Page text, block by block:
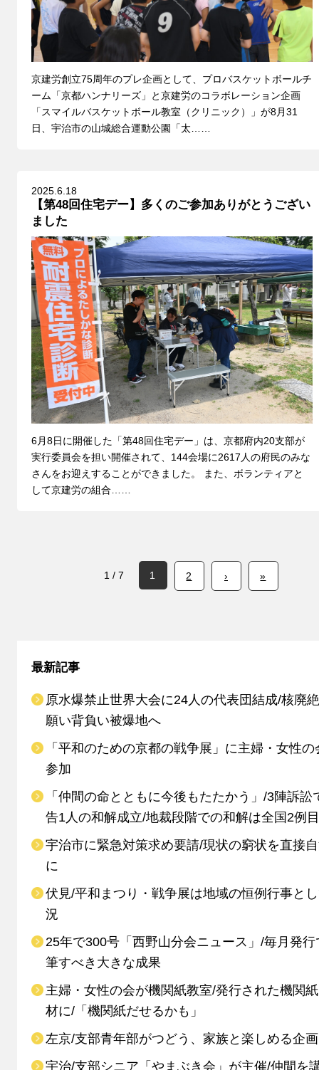
京建労創立75周年のプレ企画として、プロバスケットボールチ
ーム「京都ハンナリーズ」と京建労のコラボレーション企画
「スマイルバスケットボール教室（クリニック）」が8月31
日、宇治市の山城総合運動公園「太……
2025.6.18
【第48回住宅デー】多くのご参加ありがとうござい
ました
6月8日に開催した「第48回住宅デー」は、京都府内20支部が
実行委員会を担い開催されて、144会場に2617人の府民のみな
さんをお迎えすることができました。 また、ボランティアと
して京建労の組合……
1 / 7 1 2 › »
最新記事
原水爆禁止世界大会に24人の代表団結成/核廃
願い背負い被爆地へ
「平和のための京都の戦争展」に主婦・女性の
参加
「仲間の命とともに今後もたたかう」/3陣訴訟
告1人の和解成立/地裁段階での和解は全国2例目
宇治市に緊急対策求め要請/現状の窮状を直接
に
伏見/平和まつり・戦争展は地域の恒例行事と
況
25年で300号「西野山分会ニュース」/毎月発行
筆すべき大きな成果
主婦・女性の会が機関紙教室/発行された機関
材に/「機関紙だせるかも」
左京/支部青年部がつどう、家族と楽しめる企
宇治/支部シニア「やまぶき会」が主催/仲間を